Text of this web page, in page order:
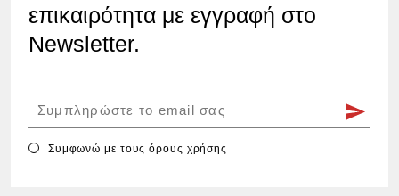
επικαιρότητα με εγγραφή στο
Newsletter.
Συμφωνώ με τουςόρους χρήσης